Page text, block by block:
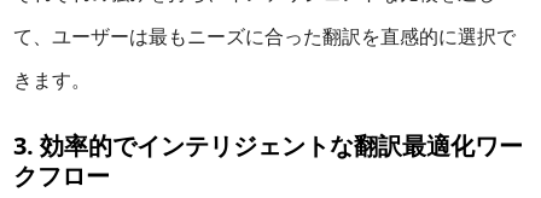
て、ユーザーは最もニーズに合った翻訳を直感的に選択で
きます。
3. 効率的でインテリジェントな翻訳最適化ワー
クフロー